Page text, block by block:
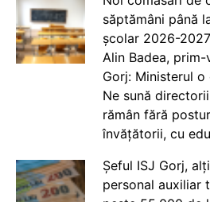
săptămâni până
școlar 2026-
Alin Badea,
Gorj: Ministerul
Ne sună
rămân fără
învățătorii, cu
Șeful ISJ Gorj,
personal auxiliar